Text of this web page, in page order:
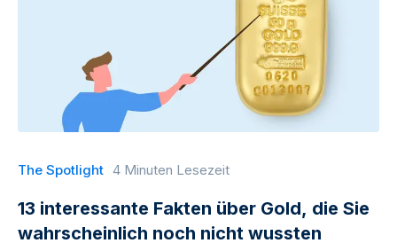
The Spotlight 4 Minuten Lesezeit
13 interessante Fakten über Gold, die Sie
wahrscheinlich noch nicht wussten